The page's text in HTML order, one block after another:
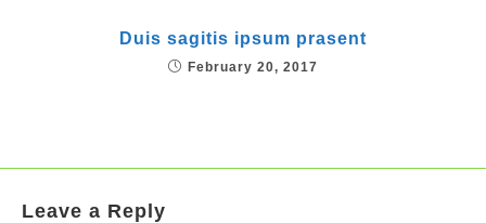
Duis sagitis ipsum prasent
February 20, 2017
Leave a Reply